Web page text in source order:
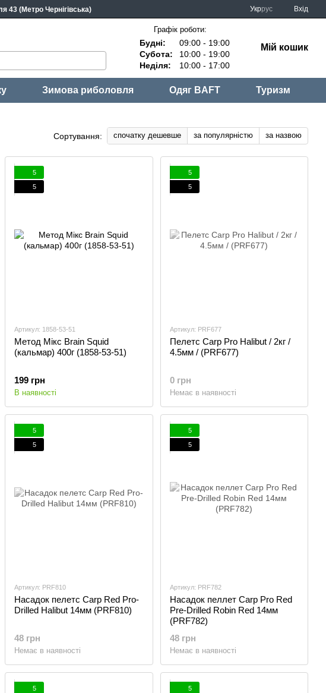
43 (Метро Чернігівська) Укррус Вхід
Графік роботи:
Будні:
09:00 - 19:00
Субота:
10:00 - 19:00
Неділя:
10:00 - 17:00
Мій кошик
Зимова риболовля Одяг BAFT Туризм
Сортування: спочатку дешевше за популярністю за назвою
5
5
Артикул: 1858-53-51
Метод Мікс Brain Squid
(кальмар) 400г (1858-53-51)
199 грн
В наявності
5
5
Артикул: PRF677
Пелетс Carp Pro Halibut / 2кг /
4.5мм / (PRF677)
0 грн
Немає в наявності
5
5
Артикул: PRF810
Насадок пелетс Carp Red Pro-
Drilled Halibut 14мм (PRF810)
48 грн
Немає в наявності
5
5
Артикул: PRF782
Насадок пеллет Carp Pro Red
Pre-Drilled Robin Red 14мм
(PRF782)
48 грн
Немає в наявності
5
5